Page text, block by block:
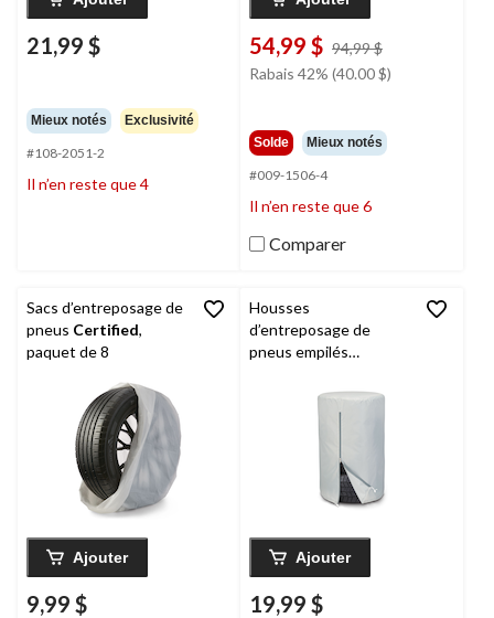
21,99 $
Mieux notés Exclusivité
#108-2051-2
Il n’en reste que 4
54,99 $ 94,99 $
était
Rabais 42% (40.00 $)
Solde Mieux notés
#009-1506-4
Il n’en reste que 6
Comparer
Sacs d’entreposage de
pneus Certified,
paquet de 8
Ajouter
9,99 $
Housses
d’entreposage de
pneus empilés
Ajouter
19,99 $